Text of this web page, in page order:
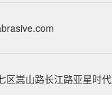
区嵩山路长江路亚星时